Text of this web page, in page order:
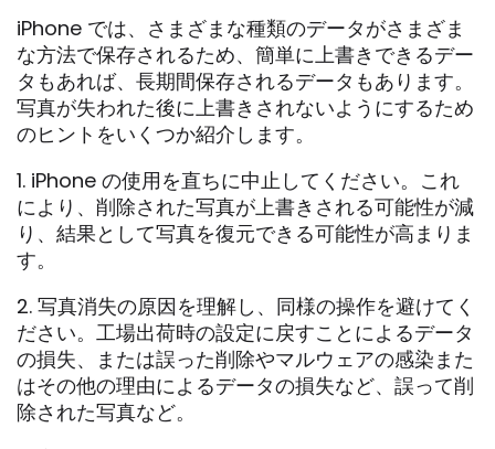
iPhone では、さまざまな種類のデータがさまざま
な方法で保存されるため、簡単に上書きできるデー
タもあれば、長期間保存されるデータもあります。
写真が失われた後に上書きされないようにするため
のヒントをいくつか紹介します。
1. iPhone の使用を直ちに中止してください。これ
により、削除された写真が上書きされる可能性が減
り、結果として写真を復元できる可能性が高まりま
す。
2. 写真消失の原因を理解し、同様の操作を避けてく
ださい。工場出荷時の設定に戻すことによるデータ
の損失、または誤った削除やマルウェアの感染また
はその他の理由によるデータの損失など、誤って削
除された写真など。